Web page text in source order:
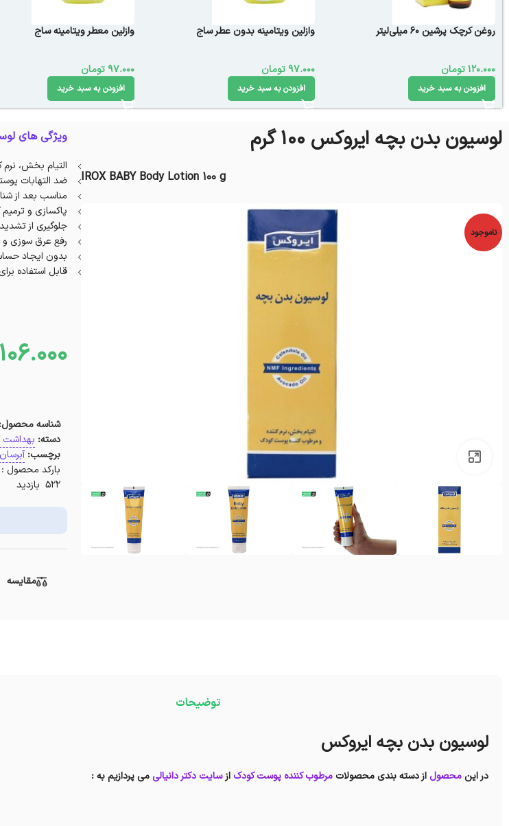
روغن کرچک پرشین 60 میلی‌لیتر
120.000تومان
افزودن به سبد خرید
وازلین ویتامینه بدون عطر ساج
97.000 تومان
افزودن به سبد خرید
وازلین معطر ویتامینه ساج
97.000 تومان
افزودن به سبد خرید
لوسیون بدن بچه ایروکس ۱۰۰ گرم
IROX BABY Body Lotion 100 g
ناموجود
ویژگی های
التیام بخش،
ضد التهابات
مناسب بعد از
پاکسازی و
جلوگیری از
رفع عرق سوزی و
بدون ایجاد
قابل استفاده
106.000
شناسه
دسته: بهداشت
برچسب:
بارکد محصول
522 بازدید
مقایسه
توضیحات
لوسیون بدن بچه ایروکس
در این محصول از دسته بندی محصولات مرطوب کننده پوست کودکازسایت دکتر دانیالیمی پردازیم به :